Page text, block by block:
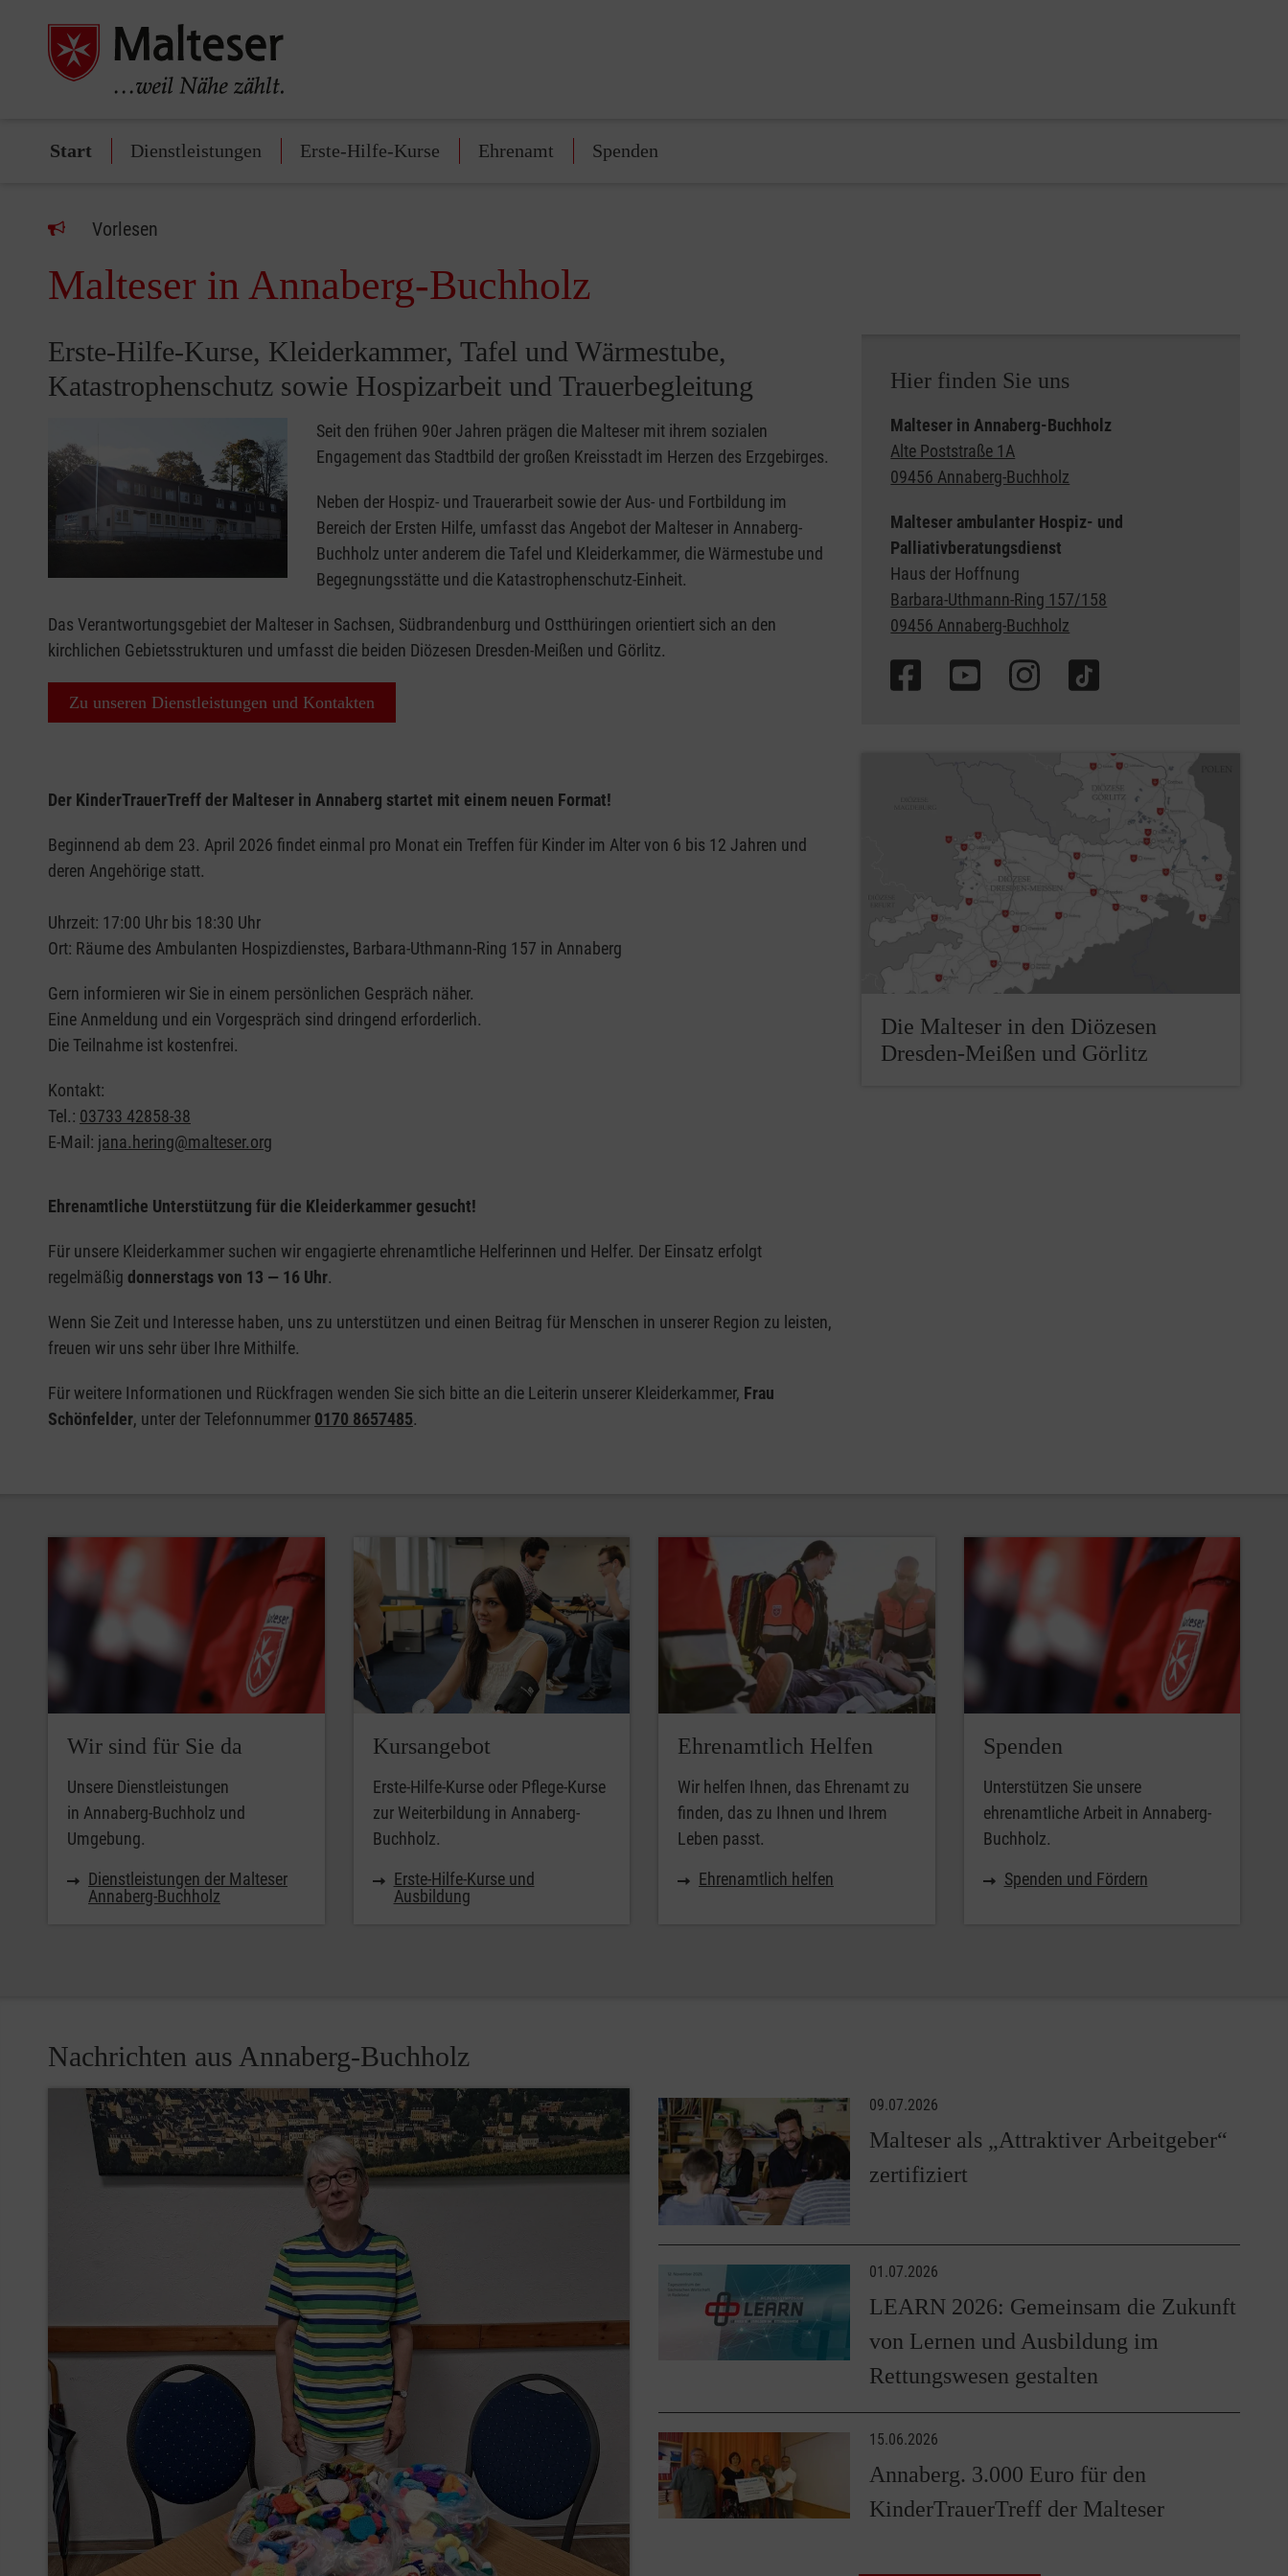
Start Dienstleistungen Erste-Hilfe-Kurse Ehrenamt Spenden
Vorlesen
Malteser in Annaberg-Buchholz
Erste-Hilfe-Kurse, Kleiderkammer, Tafel und Wärmestube,
Katastrophenschutz sowie Hospizarbeit und Trauerbegleitung
Seit den frühen 90er Jahren prägen die Malteser mit ihrem sozialen
Engagement das Stadtbild der großen Kreisstadt im Herzen des Erzgebirges.
Neben der Hospiz- und Trauerarbeit sowie der Aus- und Fortbildung im
Bereich der Ersten Hilfe, umfasst das Angebot der Malteser in Annaberg-
Buchholz unter anderem die Tafel und Kleiderkammer, die Wärmestube und
Begegnungsstätte und die Katastrophenschutz-Einheit.
Das Verantwortungsgebiet der Malteser in Sachsen, Südbrandenburg und Ostthüringen orientiert sich an den
kirchlichen Gebietsstrukturen und umfasst die beiden Diözesen Dresden-Meißen und Görlitz.
Zu unseren Dienstleistungen und Kontakten
Der KinderTrauerTreff der Malteser in Annaberg startet mit einem neuen Format!
Beginnend ab dem 23. April 2026 findet einmal pro Monat ein Treffen für Kinder im Alter von 6 bis 12 Jahren und
deren Angehörige statt.
Uhrzeit: 17:00 Uhr bis 18:30 Uhr
Ort: Räume des Ambulanten Hospizdienstes, Barbara-Uthmann-Ring 157 in Annaberg
Gern informieren wir Sie in einem persönlichen Gespräch näher.
Eine Anmeldung und ein Vorgespräch sind dringend erforderlich.
Die Teilnahme ist kostenfrei.
Kontakt:
Tel.: 03733 42858-38
E-Mail: jana.hering@malteser.org
Ehrenamtliche Unterstützung für die Kleiderkammer gesucht!
Für unsere Kleiderkammer suchen wir engagierte ehrenamtliche Helferinnen und Helfer. Der Einsatz erfolgt
regelmäßig donnerstags von 13 — 16 Uhr.
Wenn Sie Zeit und Interesse haben, uns zu unterstützen und einen Beitrag für Menschen in unserer Region zu leisten,
freuen wir uns sehr über Ihre Mithilfe.
Für weitere Informationen und Rückfragen wenden Sie sich bitte an die Leiterin unserer Kleiderkammer, Frau
Schönfelder, unter der Telefonnummer 0170 8657485.
Hier finden Sie uns
Malteser in Annaberg-Buchholz
Alte Poststraße 1A
09456 Annaberg-Buchholz
Malteser ambulanter Hospiz- und
Palliativberatungsdienst
Haus der Hoffnung
Barbara-Uthmann-Ring 157/158
09456 Annaberg-Buchholz
Die Malteser in den Diözesen
Dresden-Meißen und Görlitz
Wir sind für Sie da
Unsere Dienstleistungen
in Annaberg-Buchholz und
Umgebung.
Dienstleistungen der Malteser
Annaberg-Buchholz
Kursangebot
Erste-Hilfe-Kurse oder Pflege-Kurse
zur Weiterbildung in Annaberg-
Buchholz.
Erste-Hilfe-Kurse und
Ausbildung
Ehrenamtlich Helfen
Wir helfen Ihnen, das Ehrenamt zu
finden, das zu Ihnen und Ihrem
Leben passt.
Ehrenamtlich helfen
Spenden
Unterstützen Sie unsere
ehrenamtliche Arbeit in Annaberg-
Buchholz.
Spenden und Fördern
Nachrichten aus Annaberg-Buchholz
09.07.2026
Malteser als „Attraktiver Arbeitgeber“
zertifiziert
01.07.2026
LEARN 2026: Gemeinsam die Zukunft
von Lernen und Ausbildung im
Rettungswesen gestalten
15.06.2026
Annaberg. 3.000 Euro für den
KinderTrauerTreff der Malteser